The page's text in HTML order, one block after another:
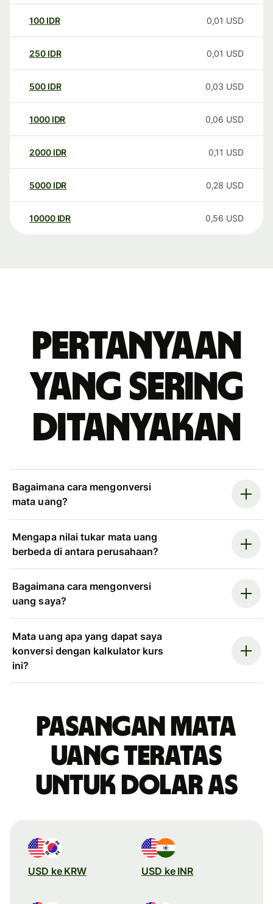
100 IDR 0,01 USD
250 IDR 0,01 USD
500 IDR 0,03 USD
1000 IDR 0,06 USD
2000 IDR 0,11 USD
5000 IDR 0,28 USD
10000 IDR 0,56 USD
Pertanyaan
yang sering
ditanyakan
Bagaimana cara mengonversi
mata uang?
Mengapa nilai tukar mata uang
berbeda di antara perusahaan?
Bagaimana cara mengonversi
uang saya?
Mata uang apa yang dapat saya
konversi dengan kalkulator kurs
ini?
Pasangan mata
uang teratas
untuk dolar AS
USD ke KRW USD ke INR